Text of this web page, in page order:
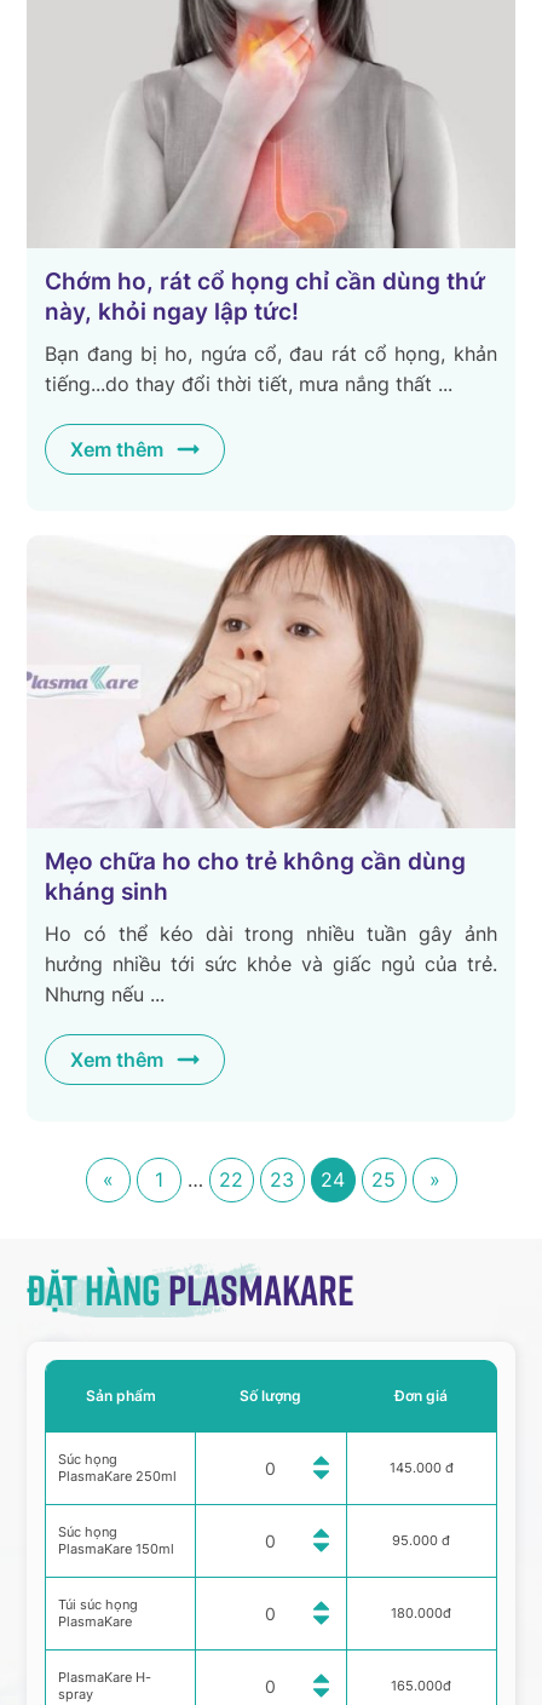
Chớm ho, rát cổ họng chỉ cần dùng thứ
này, khỏi ngay lập tức!
Bạn đang bị ho, ngứa cổ, đau rát cổ họng, khản
tiếng...do thay đổi thời tiết, mưa nắng thất ...
Xem thêm
Mẹo chữa ho cho trẻ không cần dùng
kháng sinh
Ho có thể kéo dài trong nhiều tuần gây ảnh
hưởng nhiều tới sức khỏe và giấc ngủ của trẻ.
Nhưng nếu ...
Xem thêm
« 1 … 22 23 24 25 »
Đặt hàngPlasmakare
Sản phẩm
Súc họng
PlasmaKare 250ml
Súc họng
PlasmaKare 150ml
Túi súc họng
PlasmaKare
PlasmaKare H-
spray
Số lượng Đơn giá
145.000 đ
95.000 đ
180.000đ
165.000đ